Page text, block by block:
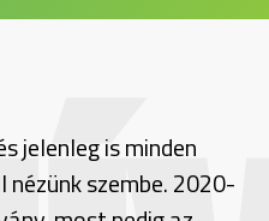
jelenleg is minden
szembe. 2020-